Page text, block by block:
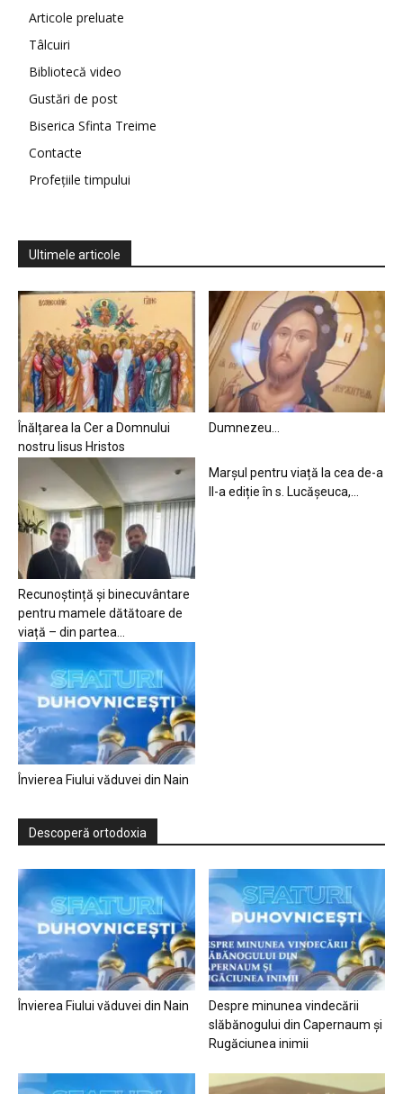
Articole preluate
Tâlcuiri
Bibliotecă video
Gustări de post
Biserica Sfinta Treime
Contacte
Profețiile timpului
Ultimele articole
Înălțarea la Cer a Domnului
nostru Iisus Hristos
Dumnezeu…
Recunoștință și binecuvântare
pentru mamele dătătoare de
viață – din partea...
Marșul pentru viață la cea de-a
II-a ediție în s. Lucășeuca,...
Învierea Fiului văduvei din Nain
Descoperă ortodoxia
Învierea Fiului văduvei din Nain
Despre minunea vindecării
slăbănogului din Capernaum și
Rugăciunea inimii